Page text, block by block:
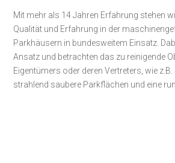
Mit mehr als 14 Jahren Erfahrung stehen
Qualität und Erfahrung in der
Parkhäusern in bundesweitem Einsatz.
Ansatz und betrachten das zu reinigende
Eigentümers oder deren Vertreters, wie
strahlend saubere Parkflächen und eine